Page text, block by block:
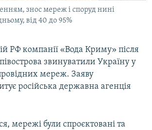
RL
знос мереж і споруд нині
від 40 до 95%
РФ компанії «Вода Криму» після
півострова звинуватили Україну у
мереж. Заяву
російська державна агенція
мережі були спроєктовані та